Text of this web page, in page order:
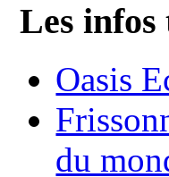
Les infos
Oasis
du